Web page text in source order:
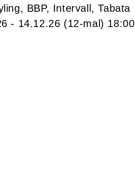
BBP, Intervall, Tabata
- 14.12.26 (12-mal) 18:00